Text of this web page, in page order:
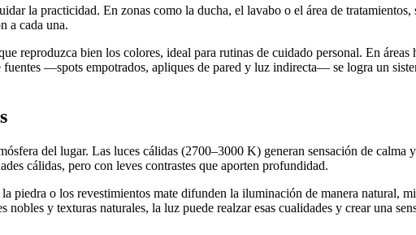
la practicidad. En zonas como la ducha, el lavabo o el área de tratamientos,
a cada una.
reproduzca bien los colores, ideal para rutinas de cuidado personal. En
—spots empotrados, apliques de pared y luz indirecta— se logra un
del lugar. Las luces cálidas (2700–3000 K) generan sensación de
cálidas, pero con leves contrastes que aporten profundidad.
piedra o los revestimientos mate difunden la iluminación de manera natural,
nobles y texturas naturales, la luz puede realzar esas cualidades y crear una